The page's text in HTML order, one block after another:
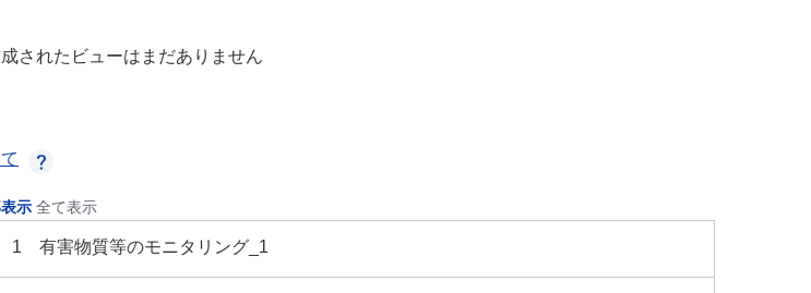
されたビューはまだありません
示 全て表示
1 有害物質等のモニタリング_1